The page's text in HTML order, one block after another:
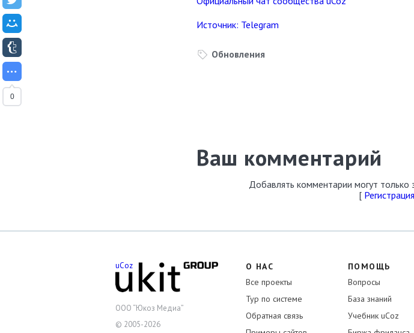
Источник: Telegram
Обновления
Ваш комментарий
Добавлять комментарии могут только
[ Регистрация
uCoz
ООО “Юкоз Медиа”
© 2005-2026
О НАС
Все проекты
Тур по системе
Обратная связь
ПОМОЩЬ
Вопросы
База знаний
Учебник uCoz
0